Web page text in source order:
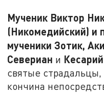
Мученик Виктор
(Никомедийский) и
мученики Зотик,
Севериан и Кесарий
святые
кончина